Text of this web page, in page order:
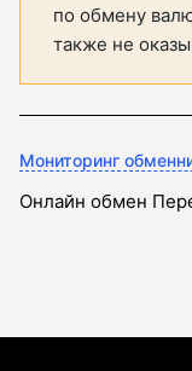
по обмену
также не
Мониторинг
Онлайн обмен